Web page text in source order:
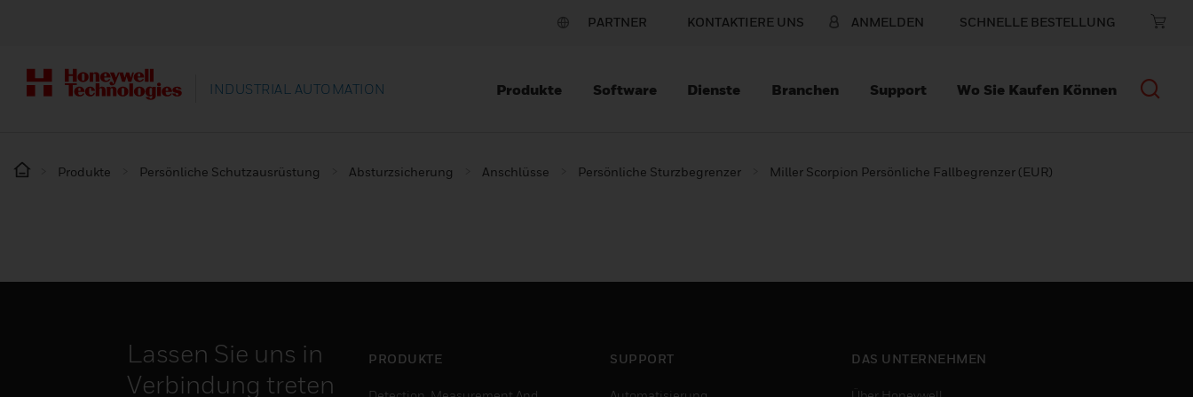
PARTNER KONTAKTIERE UNS ANMELDEN SCHNELLE BESTELLUNG
INDUSTRIAL AUTOMATION Produkte Software Dienste Branchen Support Wo Sie Kaufen Können
Produkte Persönliche Schutzausrüstung Absturzsicherung Anschlüsse Persönliche Sturzbegrenzer Miller Scorpion Persönliche Fallbegrenzer (EUR)
Lassen Sie uns in
Verbindung treten
PRODUKTE SUPPORT DAS UNTERNEHMEN